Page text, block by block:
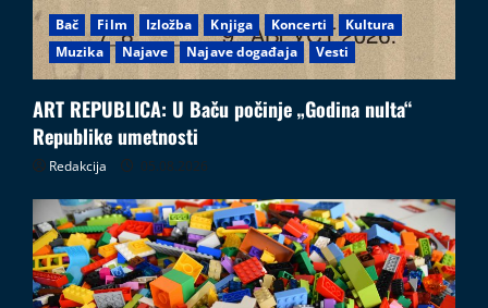
Bač Film Izložba Knjiga Koncerti
Kultura
Muzika
Najave Najave događaja Vesti
ART REPUBLICA: U Baču počinje „Godina nulta“
Republike umetnosti
Redakcija 05.08.2026